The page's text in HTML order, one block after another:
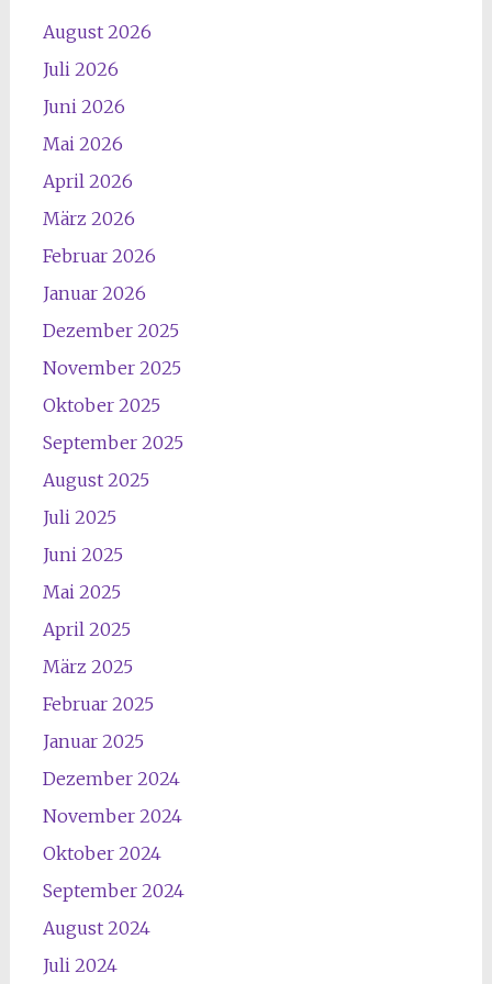
August 2026
Juli 2026
Juni 2026
Mai 2026
April 2026
März 2026
Februar 2026
Januar 2026
Dezember 2025
November 2025
Oktober 2025
September 2025
August 2025
Juli 2025
Juni 2025
Mai 2025
April 2025
März 2025
Februar 2025
Januar 2025
Dezember 2024
November 2024
Oktober 2024
September 2024
August 2024
Juli 2024